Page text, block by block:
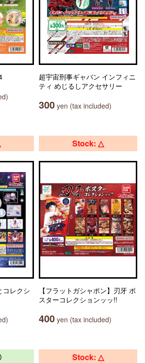
超宇宙刑事ギャバン インフィニ
ティ めじるしアクセサリー
300 yen (tax included)
コレクシ
Stock: △
【フラットガシャポン】刃牙 ポ
スターコレクションッッ!!
400 yen (tax included)
Stock: △